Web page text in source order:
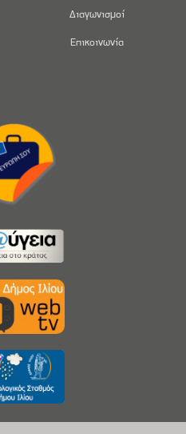
Διαγωνισμοί
Επικοινωνία